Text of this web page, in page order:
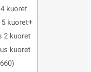
kuoret
5 kuoretadd
2 kuoret
kuoret